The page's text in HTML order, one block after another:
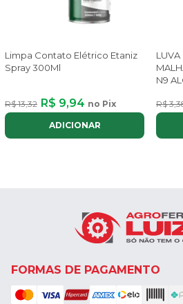
Limpa Contato Elétrico Etaniz
Spray 300Ml
R$ 13,32 R$ 9,94 no Pix
ADICIONAR
LUVA
N9
R$
FORMAS DE PAGAMENTO